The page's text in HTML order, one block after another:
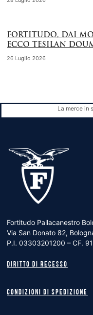
FORTITUDO, DAI
ECCO TESILAN
26 Luglio 2026
La merce in
Fortitudo Pallacanestro
Via San Donato 82,
P.I. 03303201200 – CF.
Diritto di recesso
Condizioni di spedizione